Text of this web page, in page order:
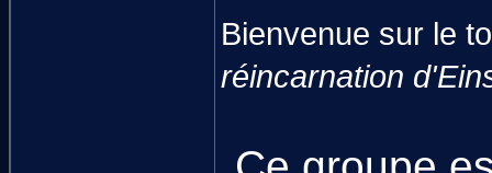
Bienvenue sur le
réincarnation